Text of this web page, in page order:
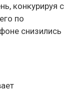
конкурируя с
по
снизились